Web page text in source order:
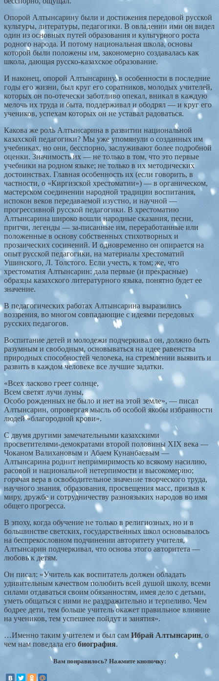
Опорой Алтынсарину были и достижения передовой русской
культуры, литературы, педагогики. В овладении ими он видел
один из основных путей образования и культурного роста
родного народа. И потому национальная школа, основы
которой были положены им, закономерно создавалась как
школа, дающая русско-казахское образование.
И наконец, опорой Алтынсарину, в особенности в последние
годы его жизни, был круг его соратников, молодых учителей,
которых он по-отечески заботливо опекал, вникал в каждую
мелочь их труда и быта, поддерживал и ободрял — и круг его
учеников, успехам которых он не уставал радоваться.
Какова же роль Алтынсарина в развитии национальной
казахской педагогики? Мы уже упомянули о созданных им
учебниках, но они, бесспорно, заслуживают более подробной
оценки. Значимость их — не только в том, что это первые
учебники на родном языке; не только в их методических
достоинствах. Главная особенность их (если говорить, в
частности, о «Киргизской хрестоматии») — в органическом,
мастерском соединении народной традиции воспитания,
испокон веков передаваемой изустно, и научной —
прогрессивной русской педагогики. В хрестоматию
Алтынсарина широко вошли народные сказания, песни,
притчи, легенды — за-писанные им, переработанные или
положенные в основу собственных стихотворных и
прозаических сосинений. И одновременно он опирается на
опыт русской педагогики, на материалы хрестоматий
Ушинского, Л. Толстого. Если учесть, к том; же, что
хрестоматия Алтынсарин: дала первые (и прекрасные)
образцы казахского литературного языка, понятно будет ее
значение.
В педагогических работах Алтынсарина выразились
воззрения, во многом совпадающие с идеями передовых
русских педагогов.
Воспитание детей и молодежи подчеркивал он, должно быть
разумным и свободным, основываться на идее равенства
природных способностей человека, на стремлении выявить и
развить в каждом человеке все лучшие задатки.
«Всех ласково греет солнце,
Всем светят лучи луны,
Особо рожденных не было и нет на этой земле», — писал
Алтынсарин, опровергая мысль об особой якобы избранности
людей «благородной крови».
С двумя другими замечательными казахскими
просветителями-демократами второй половины XIX века —
Чоканом Валихановым и Абаем Кунанбаевым —
Алтынсарина роднит непримиримость ко всякому насилию,
расовой и национальной нетерпимости и высокомерию;
горячая вера в освободительное значение творческого труда,
научного знания, образования, просвещения масс, призыв к
миру, дружбе и сотрудничеству разноязыких народов во имя
общего прогресса.
В эпоху, когда обучение не только в религиозных, но и в
большинстве светских, государственных школ основывалось
на беспрекословном подчинении авторитету учителя,
Алтынсарин подчеркивал, что основа этого авторитета —
любовь к детям.
Он писал: «Учитель как воспитатель должен обладать
удивительным качеством полюбить всей душой школу, всеми
силами отдаваться своим обязанностям, имея дело с детьми,
уметь общаться с ними не раздражительно и терпеливо. Чем
бодрее дети, тем больше учитель окажет правильное влияние
на учеников, тем успешнее пойдут и занятия».
…Именно таким учителем и был сам Ибрай Алтынсарин, о
чем нам поведала его биография.
Вам понравилось? Нажмите кнопочку: